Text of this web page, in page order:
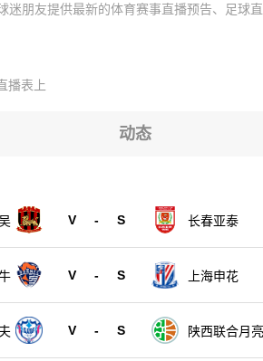
塞普泰姆夫里
普泰姆夫里
塞普泰姆夫里
普泰姆夫里
普泰姆夫里
普泰姆夫里
塞普泰姆夫里
朋友提供最新的体育赛事直播预告、足球直
播表上
动态
V - S 长春亚泰
V - S 上海申花
V - S
陕西联合月